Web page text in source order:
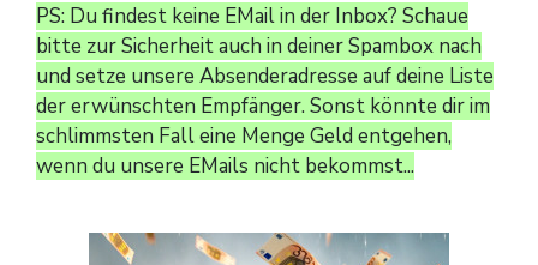
PS: Du findest keine EMail in der Inbox? Schaue
bitte zur Sicherheit auch in deiner Spambox nach
und setze unsere Absenderadresse auf deine Liste
der erwünschten Empfänger. Sonst könnte dir im
schlimmsten Fall eine Menge Geld entgehen,
wenn du unsere EMails nicht bekommst...